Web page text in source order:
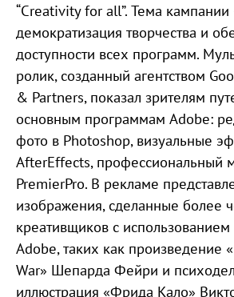
“Creativity for all”. Тема
демократизация творчества и
доступности всех программ.
ролик, созданный агентством
& Partners, показал зрителям
основным программам Adobe:
фото в Photoshop, визуальные
AfterEffects, профессиональный
PremierPro. В рекламе
изображения, сделанные более
креативщиков с
Adobe, таких как произведение
War» Шепарда Фейри и
иллюстрация «Фрида Кало»